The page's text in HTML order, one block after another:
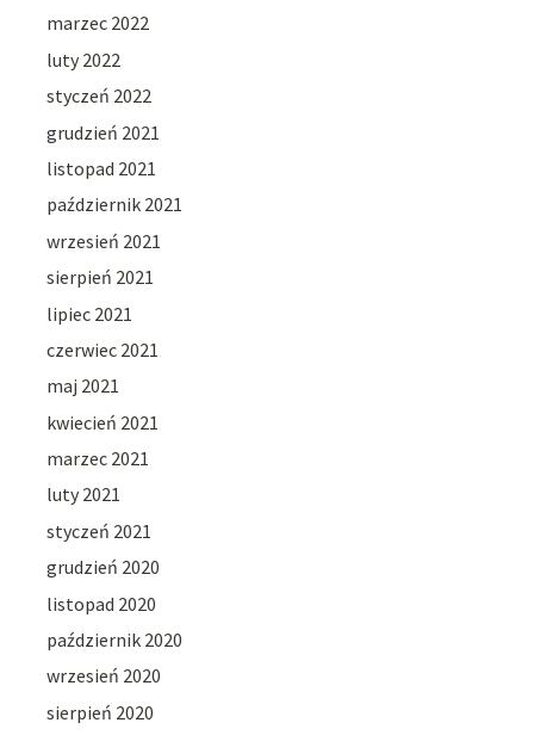
marzec 2022
luty 2022
styczeń 2022
grudzień 2021
listopad 2021
październik 2021
wrzesień 2021
sierpień 2021
lipiec 2021
czerwiec 2021
maj 2021
kwiecień 2021
marzec 2021
luty 2021
styczeń 2021
grudzień 2020
listopad 2020
październik 2020
wrzesień 2020
sierpień 2020